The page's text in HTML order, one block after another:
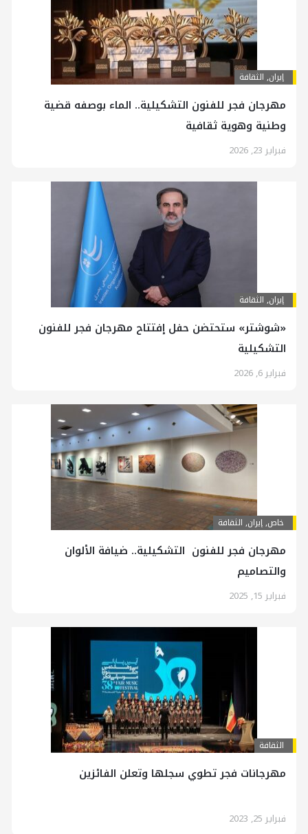
إيران, الثقافة
مهرجان فجر للفنون التشكيلية.. الماء بوصفه قضية
وطنية وهوية ثقافية
فبراير 23, 2026
إيران, الثقافة
«شوشتر» ستحتضن حفل إفتتاح مهرجان فجر للفنون
التشكيلية
فبراير 6, 2026
خاص,إيران, الثقافة
مهرجان فجر للفنون التشكيلية.. ضيافة الألوان
والتصاميم
فبراير 15, 2025
الثقافة
مهرجانات فجر تطوي سجلها وتعلن الفائزين
فبراير 25, 2023